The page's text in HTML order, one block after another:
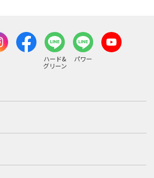
ハード&
グリーン
パワー